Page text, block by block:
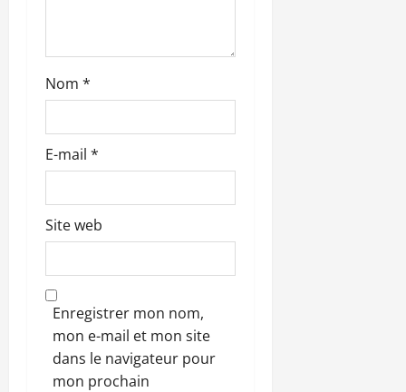
l
e
Nom *
E-mail *
Site web
Enregistrer mon nom,
mon e-mail et mon site
dans le navigateur pour
mon prochain